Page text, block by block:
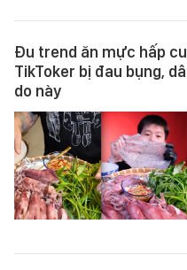
Đu trend ăn mực hấp
TikToker bị đau bụng,
do này